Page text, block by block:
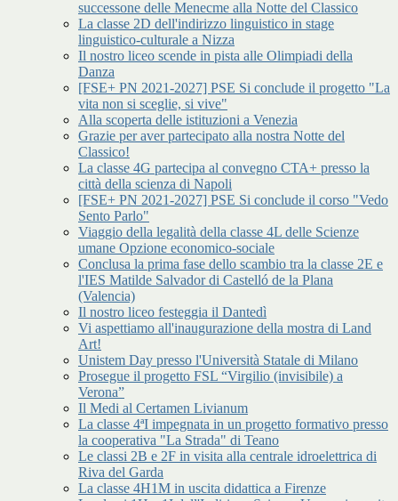
successone delle Menecme alla Notte del Classico
La classe 2D dell'indirizzo linguistico in stage
linguistico-culturale a Nizza
Il nostro liceo scende in pista alle Olimpiadi della
Danza
[FSE+ PN 2021-2027] PSE Si conclude il progetto "La
vita non si sceglie, si vive"
Alla scoperta delle istituzioni a Venezia
Grazie per aver partecipato alla nostra Notte del
Classico!
La classe 4G partecipa al convegno CTA+ presso la
città della scienza di Napoli
[FSE+ PN 2021-2027] PSE Si conclude il corso "Vedo
Sento Parlo"
Viaggio della legalità della classe 4L delle Scienze
umane Opzione economico-sociale
Conclusa la prima fase dello scambio tra la classe 2E e
l'IES Matilde Salvador di Castelló de la Plana
(Valencia)
Il nostro liceo festeggia il Dantedì
Vi aspettiamo all'inaugurazione della mostra di Land
Art!
Unistem Day presso l'Università Statale di Milano
Prosegue il progetto FSL “Virgilio (invisibile) a
Verona”
Il Medi al Certamen Livianum
La classe 4ªI impegnata in un progetto formativo presso
la cooperativa "La Strada" di Teano
Le classi 2B e 2F in visita alla centrale idroelettrica di
Riva del Garda
La classe 4H1M in uscita didattica a Firenze